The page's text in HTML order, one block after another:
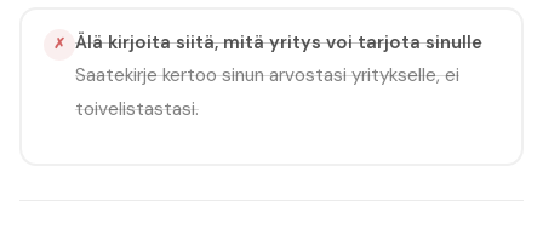
✗ Älä kirjoita siitä, mitä yritys voi tarjota sinulle
Saatekirje kertoo sinun arvostasi yritykselle, ei
toivelistastasi.